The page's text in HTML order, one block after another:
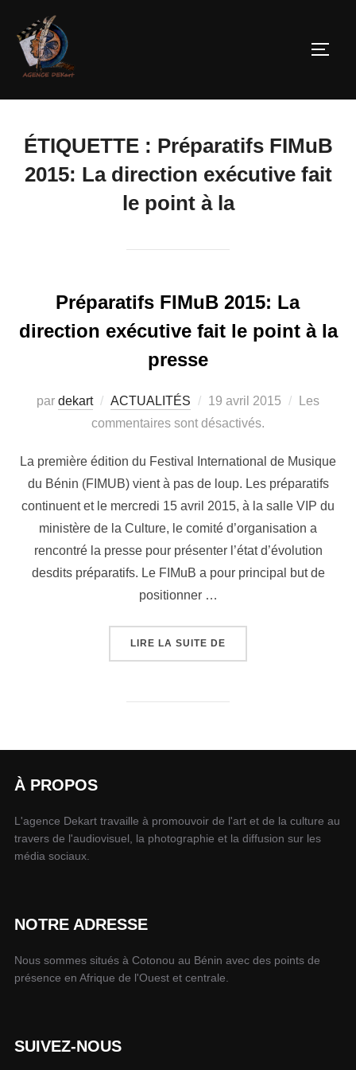
ÉTIQUETTE : Préparatifs FIMuB
2015: La direction exécutive fait
le point à la
Préparatifs FIMuB 2015: La
direction exécutive fait le point à la
presse
par dekart ACTUALITÉS 19 avril 2015
Les
commentaires sont désactivés.
La première édition du Festival International de Musique
du Bénin (FIMUB) vient à pas de loup. Les préparatifs
continuent et le mercredi 15 avril 2015, à la salle VIP du
ministère de la Culture, le comité d’organisation a
rencontré la presse pour présenter l’état d’évolution
desdits préparatifs. Le FIMuB a pour principal but de
positionner …
LIRE LA SUITE DE
À PROPOS
L'agence Dekart travaille à promouvoir de l'art et de la culture au
travers de l'audiovisuel, la photographie et la diffusion sur les
média sociaux.
NOTRE ADRESSE
Nous sommes situés à Cotonou au Bénin avec des points de
présence en Afrique de l'Ouest et centrale.
SUIVEZ-NOUS